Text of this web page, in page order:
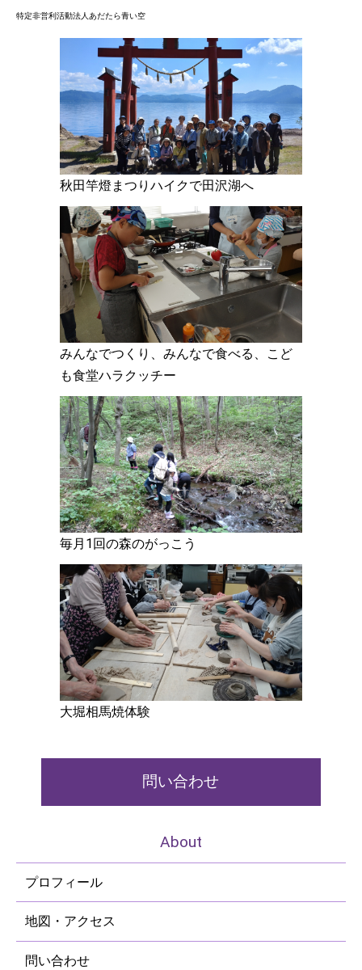
花見会」、４月18日「大堀相馬焼体験」などの案内チラシをアッ
こども食堂ハラクッチー・ニュース 2026年4月号をアップしま
した。どなたでもお気軽にご参加ください。
2026.03.27
青い空ニュース 157号 2026年4月号をアップしました。ぜひご
覧ください。
2026.02.24
3月29日「草野心平 文学散歩ハイク」、４月5日「浜通り桜の名
所ハイク」、５月17日「那須高原ヤマツツジ」などのチラシをア
ップしました。どなたでもお気軽にご参加ください。
３月15日「郡山市梅ロードウォーク」、３月21日「エール 作品
展と交流会」、４月12日「郡山市 笹原川千本桜と開成山公園お
花見会」、４月18日「大堀相馬焼体験」など、生きがい交流事業
に、どなたでもお気軽にご参加ください。
2026.02.24
こども食堂ハラクッチー・ニュース 106号 2026年3月号をアッ
プしました。どなたでもお気軽にご参加ください。
2026.02.24
青い空ニュース 156号 2026年3月号をアップしました。ぜひご
覧ください。
2026.01.28
3/29「草野心平文学散歩ハイク」、4/5「浜通り桜の名所ハイ
ク」、5/17「那須高原ヤマツツジハイク」などのチラシをアップ
しました。どなたでもお気軽にご参加ください。
2026.01.28
2026年度のNPO法人あだたら青い空の会員加入やご寄付をお願い
2026.01.28
2/14「写経と書道アート」、2/21「中野不動尊と医王寺ウォー
交流会」などの案内チラシをご覧ください。どなたでもお気軽に
プしました。どなたでもお気軽にご参加ください。
2026.01.28
青い空ニュース 155号 2026年2月号をアップしました。ぜひご
覧ください。
2025.12.25
特定非営利活動法人あだたら青い空
秋田竿燈まつりハイクで田沢湖へ
みんなでつくり、みんなで食べる、こど
も食堂ハラクッチー
毎月1回の森のがっこう
大堀相馬焼体験
問い合わせ
About
プロフィール
地図・アクセス
問い合わせ